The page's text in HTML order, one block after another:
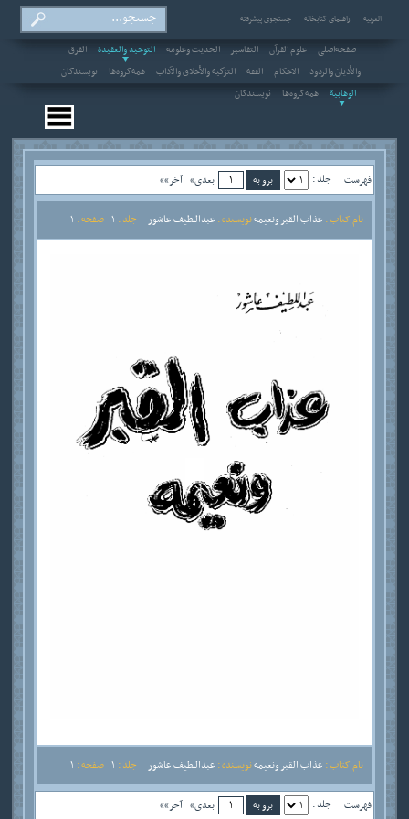
العربیة راهنمای کتابخانه جستجوی پیشرفته
صفحه‌اصلی علوم القرآن التفاسير الحديث وعلومه التوحيد والعقيدة
الفرق
والأديان والردود
الاحکام الفقه التزكية والأخلاق والآداب همه‌گروه‌ها
نویسندگان
الوهابية
همه‌گروه‌ها نویسندگان
فهرست جلد : بعدی» آخر»»
نام کتاب : عذاب القبر ونعيمهنویسنده : عبداللطيف عاشور جلد : صفحه :
نام کتاب : عذاب القبر ونعيمهنویسنده : عبداللطيف عاشور جلد : صفحه :
فهرست جلد : بعدی» آخر»»